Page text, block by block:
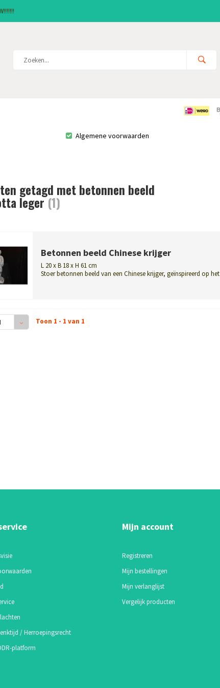
Algemene voorwaarden
getagd met betonnen beeld
leger(1)
Betonnen beeld Chinese krijger
L 20 x B 18 x H 61 cm
Stoer betonnen beeld van een Chinese krijger, geïnspireerd op het
Toon 1 - 1 van 1
/ Herroepingsrecht
platform
Mijn account
Registreren
Mijn bestellingen
Mijn verlanglijst
Vergelijk producten